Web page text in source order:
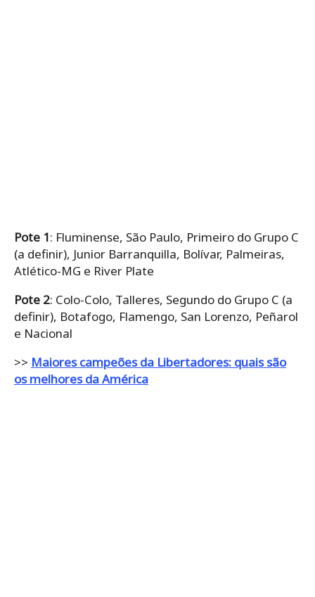
Pote 1: Fluminense, São Paulo, Primeiro do Grupo C
(a definir), Junior Barranquilla, Bolívar, Palmeiras,
Atlético-MG e River Plate
Pote 2: Colo-Colo, Talleres, Segundo do Grupo C (a
definir), Botafogo, Flamengo, San Lorenzo, Peñarol
e Nacional
>> Maiores campeões da Libertadores: quais são
os melhores da América